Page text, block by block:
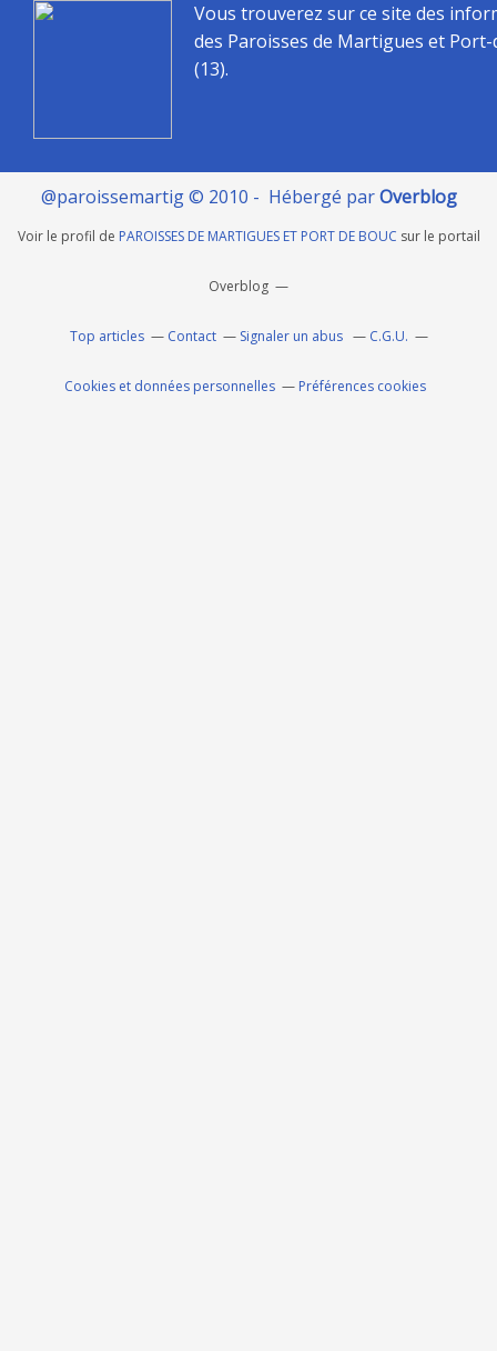
Vous trouverez sur ce site des
des Paroisses de Martigues et
(13).
@paroissemartig © 2010 - Hébergé parOverblog
Voir le profil de PAROISSES DE MARTIGUES ET PORT DE BOUC sur le portail
Overblog
Top articles Contact Signaler un abus C.G.U.
Cookies et données personnelles Préférences cookies